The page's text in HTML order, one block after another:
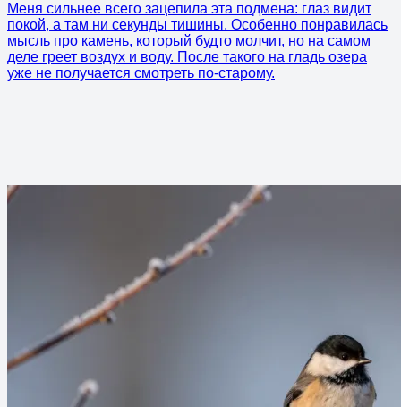
Меня сильнее всего зацепила эта подмена: глаз видит
покой, а там ни секунды тишины. Особенно понравилась
мысль про камень, который будто молчит, но на самом
деле греет воздух и воду. После такого на гладь озера
уже не получается смотреть по-старому.